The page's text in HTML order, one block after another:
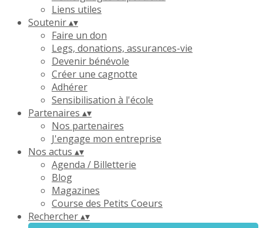
Liens utiles
Soutenir▴▾
Faire un don
Legs, donations, assurances-vie
Devenir bénévole
Créer une cagnotte
Adhérer
Sensibilisation à l'école
Partenaires ▴▾
Nos partenaires
J'engage mon entreprise
Nos actus ▴▾
Agenda / Billetterie
Blog
Magazines
Course des Petits Coeurs
Rechercher▴▾